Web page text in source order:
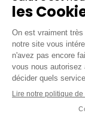
QUESTIONS
Une